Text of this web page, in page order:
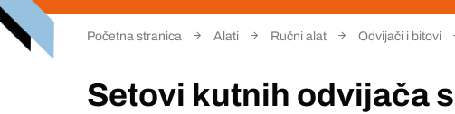
Početna stranica Alati Ručni alat Odvijači i bitovi
Setovi kutnih odvijača